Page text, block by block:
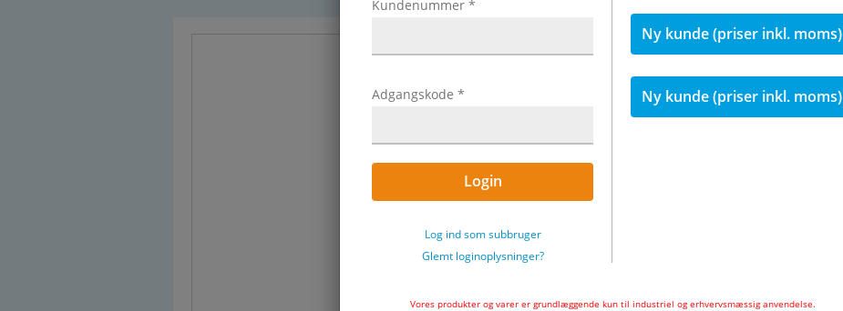
Kundenummer *
Adgangskode *
Login
Log ind som subbruger
Glemt loginoplysninger?
Ny kunde (priser inkl. moms)
Ny kunde (priser inkl. moms)
Vores produkter og varer er grundlæggende kun til industriel og erhvervsmæssig anvendelse.
437,24 €
Kvantum